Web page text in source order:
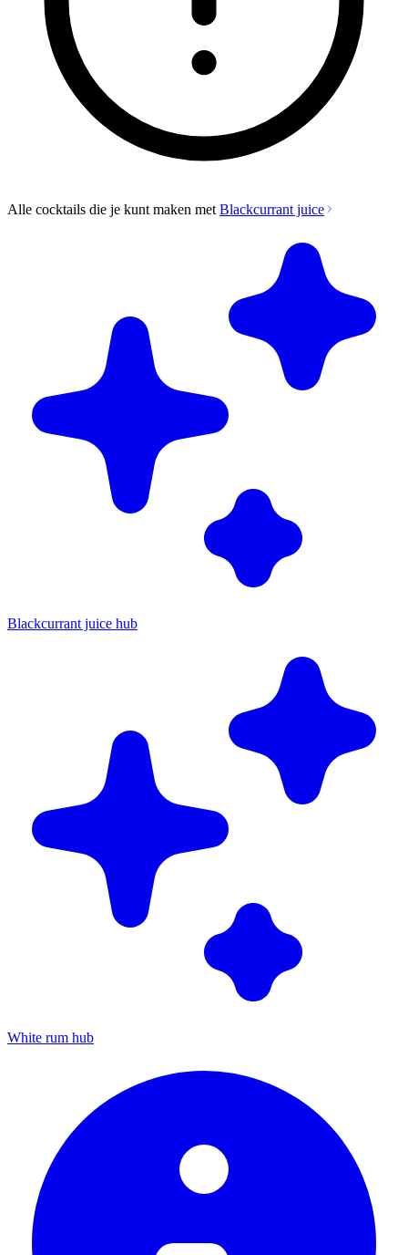
Alle cocktails die je kunt maken met Blackcurrant juice
Blackcurrant juice hub
White rum hub